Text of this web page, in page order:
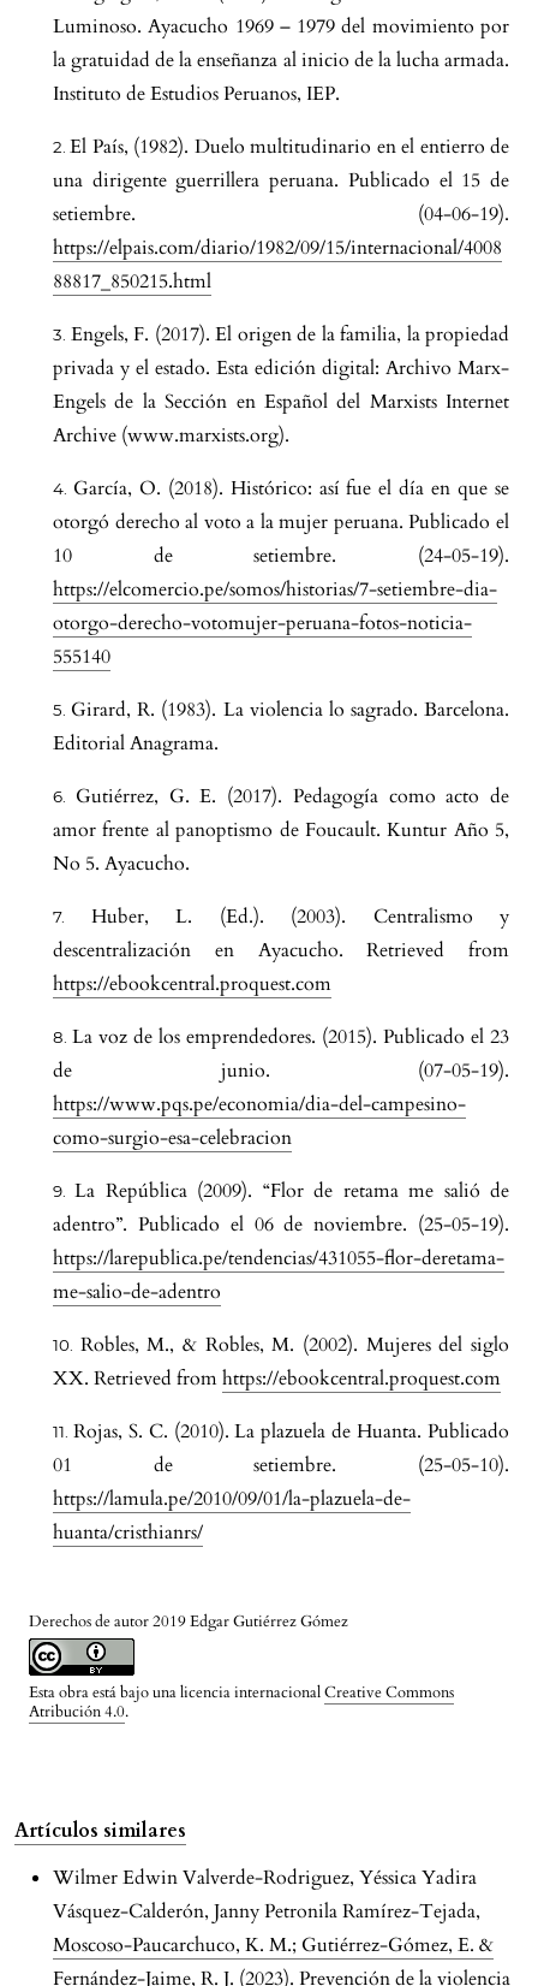
Derechos de autor 2019 Edgar Gutiérrez Gómez
Esta obra está bajo una licencia internacionalCreative Commons
Atribución 4.0.
Luminoso. Ayacucho 1969 – 1979 del movimiento por
la gratuidad de la enseñanza al inicio de la lucha armada.
Instituto de Estudios Peruanos, IEP.
El País, (1982). Duelo multitudinario en el entierro de
una dirigente guerrillera peruana. Publicado el 15 de
setiembre. (04-06-19).
https://elpais.com/diario/1982/09/15/internacional/4008
88817_850215.html
Engels, F. (2017). El origen de la familia, la propiedad
privada y el estado. Esta edición digital: Archivo Marx-
Engels de la Sección en Español del Marxists Internet
Archive (www.marxists.org).
García, O. (2018). Histórico: así fue el día en que se
otorgó derecho al voto a la mujer peruana. Publicado el
10 de setiembre. (24-05-19).
https://elcomercio.pe/somos/historias/7-setiembre-dia-
otorgo-derecho-votomujer-peruana-fotos-noticia-
555140
Girard, R. (1983). La violencia lo sagrado. Barcelona.
Editorial Anagrama.
Gutiérrez, G. E. (2017). Pedagogía como acto de
amor frente al panoptismo de Foucault. Kuntur Año 5,
No 5. Ayacucho.
Huber, L. (Ed.). (2003). Centralismo y
descentralización en Ayacucho. Retrieved from
https://ebookcentral.proquest.com
La voz de los emprendedores. (2015). Publicado el 23
de junio. (07-05-19).
https://www.pqs.pe/economia/dia-del-campesino-
como-surgio-esa-celebracion
La República (2009). “Flor de retama me salió de
adentro”. Publicado el 06 de noviembre. (25-05-19).
https://larepublica.pe/tendencias/431055-flor-deretama-
me-salio-de-adentro
Robles, M., & Robles, M. (2002). Mujeres del siglo
XX. Retrieved fromhttps://ebookcentral.proquest.com
Rojas, S. C. (2010). La plazuela de Huanta. Publicado
01 de setiembre. (25-05-10).
https://lamula.pe/2010/09/01/la-plazuela-de-
huanta/cristhianrs/
Artículos similares
Wilmer Edwin Valverde-Rodriguez, Yéssica Yadira
Vásquez-Calderón, Janny Petronila Ramírez-Tejada,
Moscoso-Paucarchuco, K. M.; Gutiérrez-Gómez, E. &
Fernández-Jaime, R. J. (2023). Prevención de la violencia